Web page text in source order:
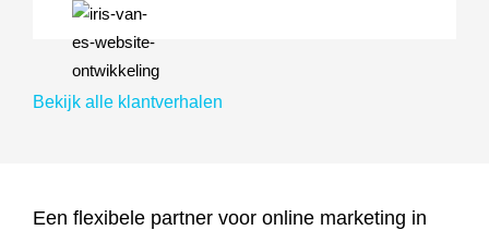
Bekijk alle klantverhalen
Een flexibele partner voor online marketing in